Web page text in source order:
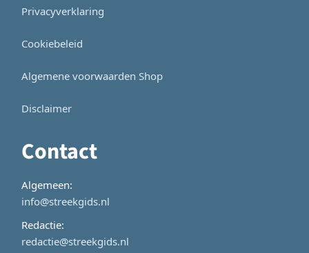
Privacyverklaring
Cookiebeleid
Algemene voorwaarden Shop
Disclaimer
Contact
Algemeen:
info@streekgids.nl
Redactie:
redactie@streekgids.nl